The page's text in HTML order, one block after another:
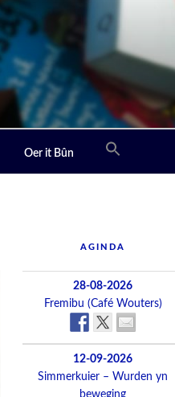
Oer it Bûn
AGINDA
28-08-2026
Fremibu (Café Wouters)
12-09-2026
Simmerkuier – Wurden yn